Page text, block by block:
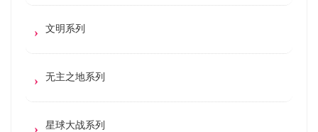
文明系列
无主之地系列
星球大战系列